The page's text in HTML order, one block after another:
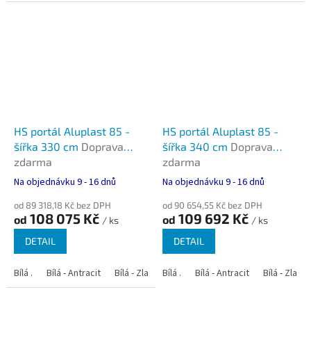
HS portál Aluplast 85 -
šířka 330 cm Doprava
zdarma
Na objednávku 9 - 16 dnů
od 89 318,18 Kč bez DPH
od 108 075 Kč / ks
DETAIL
Bílá . Bílá - Antracit Bílá - Zlatý dub Bílá - Tmavý dub Bílá -
HS portál Aluplast 85 -
šířka 340 cm Doprava
zdarma
Na objednávku 9 - 16 dnů
od 90 654,55 Kč bez DPH
od 109 692 Kč / ks
DETAIL
Bílá . Bílá - Antracit Bílá - Zlatý